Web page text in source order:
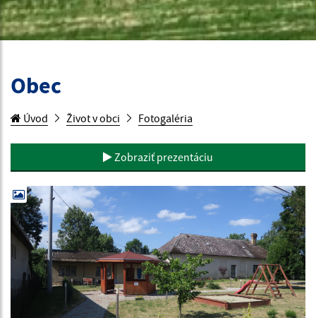
Obec
Úvod Život v obci Fotogaléria
Zobraziť prezentáciu